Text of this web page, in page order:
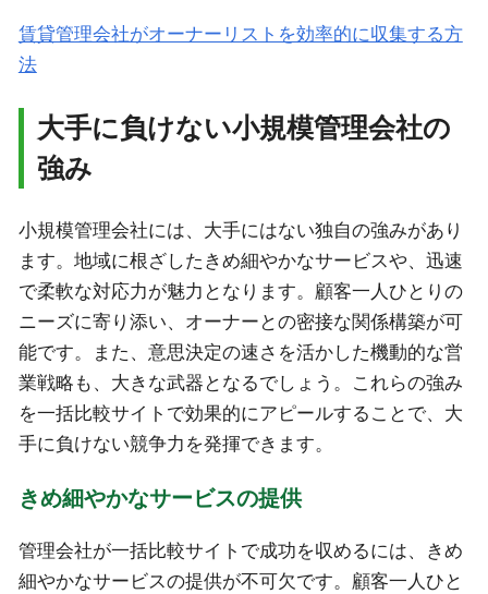
賃貸管理会社がオーナーリストを効率的に収集する方
法
大手に負けない小規模管理会社の
強み
小規模管理会社には、大手にはない独自の強みがあり
ます。地域に根ざしたきめ細やかなサービスや、迅速
で柔軟な対応力が魅力となります。顧客一人ひとりの
ニーズに寄り添い、オーナーとの密接な関係構築が可
能です。また、意思決定の速さを活かした機動的な営
業戦略も、大きな武器となるでしょう。これらの強み
を一括比較サイトで効果的にアピールすることで、大
手に負けない競争力を発揮できます。
きめ細やかなサービスの提供
管理会社が一括比較サイトで成功を収めるには、きめ
細やかなサービスの提供が不可欠です。顧客一人ひと